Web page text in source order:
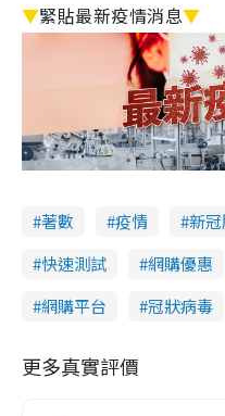
▼緊貼最新疫情消息▼
著數 疫情 新
快速測試
網購優惠
網購平台
冠狀病毒
更多真實評價